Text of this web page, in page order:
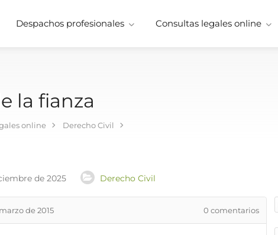
Despachos profesionales Consultas legales online
la fianza
online Derecho Civil
de 2025 Derecho Civil
de 2015 0 comentarios